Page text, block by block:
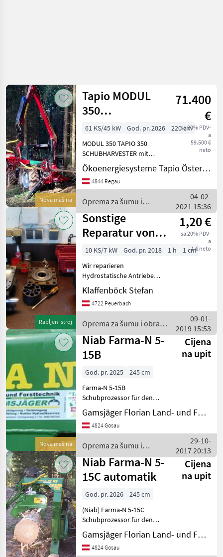
Nova mašina
Tapio MODUL
350
Schubharvester
+ Kran für 3
Punkt
71.400
€
sa 20% PDV-
a
59.500 €
neto
61 KS/45 kW God. pr. 2026
220 cm
MODUL 350 TAPIO 350
SCHUBHARVESTER mit
Längen u. Durchmesser -
Messung Gewicht 285 kg
Schubgeschwindigkeit 0, 8
kN bei 160 bar (23, 75kN /
Ökoenergiesysteme Tapio Österreich S. Zmelik
4844 Regau
Oprema za šumu i
obradu drveta / Tapio
04-02-
2021 15:36
Rabljeni stroj
Sonstige
Reparatur von
Hydrostaten
Fahrpumpen
und Motore
1,20 €
sa 20% PDV-
a
1 € neto
10 KS/7 kW God. pr. 2018 1 h
1 cm
Wir reparieren
Hydrostatische Antriebe
aller Hersteller. Die
Antriebe werden nach der
Reparatur auf unserm
Oprema za šumu i obradu
drveta H
Klaffenböck Stefan
4722 Peuerbach
Oprema za šumu i obradu
drveta / Sonstige
09-01-
2019 15:53
Nova mašina
Niab Farma-N 5-
15B
Cijena
na upit
God. pr. 2025
245 cm
Farma-N 5-15B
Schubprozessor für den
Dreipunktanbau und
Zapfwellenantrieb. Der
Prozessor ist mit einer
Ferngesteuerter 2, 5t Winde
ausgerüstet um die Bä
Gamsjäger Florian Land- und Forsttechnik
4824 Gosau
Oprema za šumu i
obradu drveta / Niab
29-10-
2017 20:13
Niab Farma-N 5-
15C automatik
Cijena
na upit
God. pr. 2026
245 cm
(Niab) Farma-N 5-15C
Schubprozessor für den
Dreipunktanbau und
Zapfwellenantrieb. Der
Prozessor ist mit einer
Gamsjäger Florian Land- und Forsttechnik
4824 Gosau